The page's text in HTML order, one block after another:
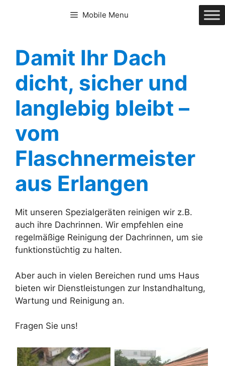
Mobile Menu
Damit Ihr Dach
dicht, sicher und
langlebig bleibt –
vom
Flaschnermeister
aus Erlangen
Mit unseren Spezialgeräten reinigen wir z.B.
auch ihre Dachrinnen. Wir empfehlen eine
regelmäßige Reinigung der Dachrinnen, um sie
funktionstüchtig zu halten.
Aber auch in vielen Bereichen rund ums Haus
bieten wir Dienstleistungen zur Instandhaltung,
Wartung und Reinigung an.
Fragen Sie uns!